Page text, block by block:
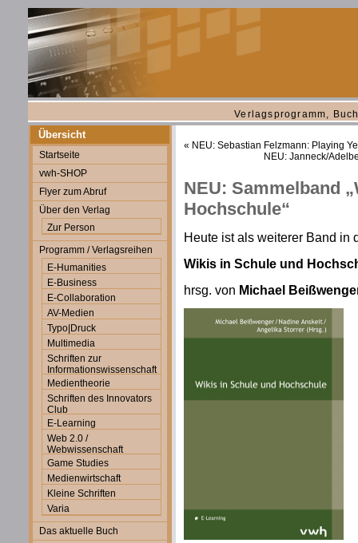
Verlagsprogramm,
Übersicht
Startseite
vwh-SHOP
Flyer zum Abruf
Über den Verlag
Zur Person
Programm / Verlagsreihen
E-Humanities
E-Business
E-Collaboration
AV-Medien
Typo|Druck
Multimedia
Schriften zur
Informationswissenschaft
Medientheorie
Schriften des Innovators
Club
E-Learning
Web 2.0 /
Webwissenschaft
Game Studies
Medienwirtschaft
Kleine Schriften
Varia
Das aktuelle Buch
« NEU: Sebastian Felzmann: Playing
NEU: Janneck/
NEU: Sammelband
Hochschule“
Heute ist als weiterer Band in
Wikis in Schule und
hrsg. von Michael